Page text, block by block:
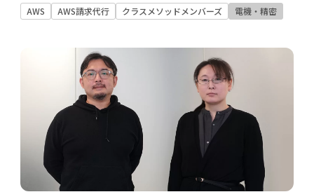
AWS AWS請求代行 クラスメソッドメンバーズ 電機・精密